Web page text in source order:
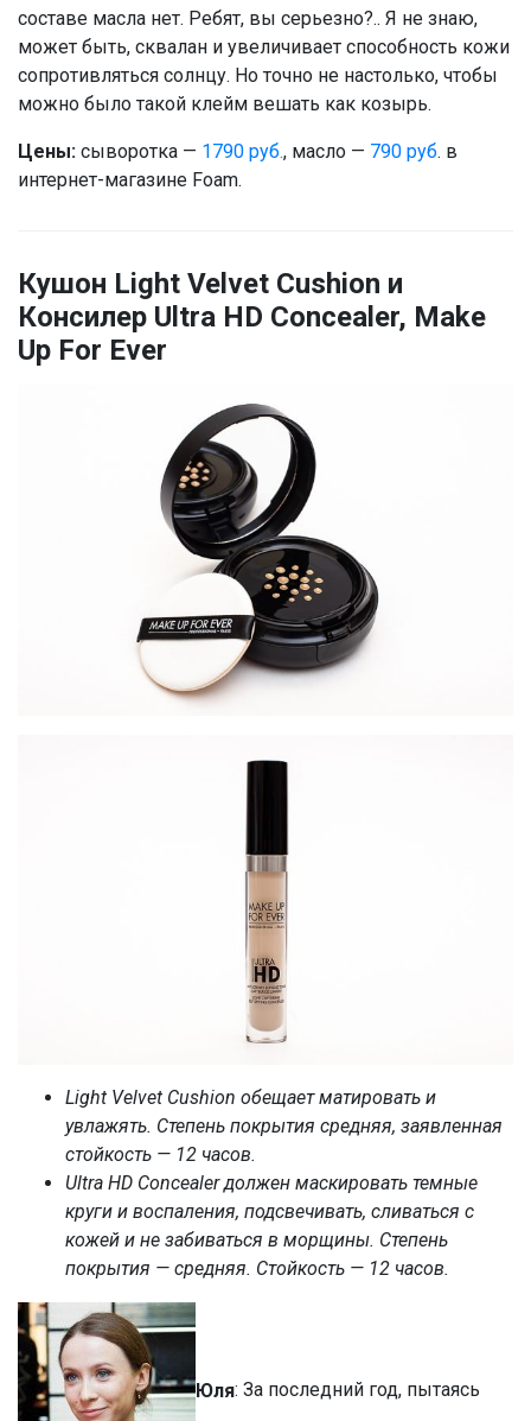
составе масла нет. Ребят, вы серьезно?.. Я не знаю,
может быть, сквалан и увеличивает способность кожи
сопротивляться солнцу. Но точно не настолько, чтобы
можно было такой клейм вешать как козырь.
Цены: сыворотка — 1790 руб., масло — 790 руб. в
интернет-магазине Foam.
Кушон Light Velvet Cushion и
Консилер Ultra HD Concealer, Make
Up For Ever
Light Velvet Cushion обещает матировать и
увлажять. Степень покрытия средняя, заявленная
стойкость — 12 часов.
Ultra HD Concealer должен маскировать темные
круги и воспаления, подсвечивать, сливаться с
кожей и не забиваться в морщины. Степень
покрытия — средняя. Стойкость — 12 часов.
Юля: За последний год, пытаясь